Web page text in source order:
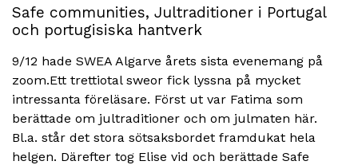
Safe communities, Jultraditioner i Portugal
och portugisiska hantverk
9/12 hade SWEA Algarve årets sista evenemang på
zoom.Ett trettiotal sweor fick lyssna på mycket
intressanta föreläsare. Först ut var Fatima som
berättade om jultraditioner och om julmaten här.
Bl.a. står det stora sötsaksbordet framdukat hela
helgen. Därefter tog Elise vid och berättade Safe